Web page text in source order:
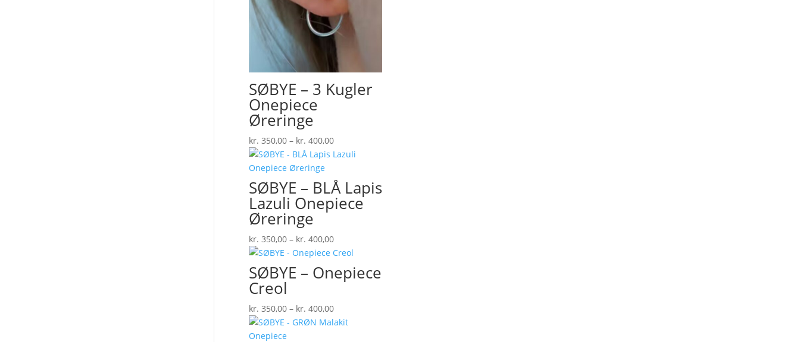
SØBYE – 3 Kugler
Onepiece
Øreringe
kr. 350,00 – kr. 400,00Prisinterval:
kr. 350,00
kr. 400,00
SØBYE – BLÅ Lapis
Lazuli Onepiece
Øreringe
kr. 350,00 – kr. 400,00Prisinterval:
kr. 350,00
kr. 400,00
SØBYE – Onepiece
Creol
kr. 350,00 – kr. 400,00Prisinterval:
kr. 350,00